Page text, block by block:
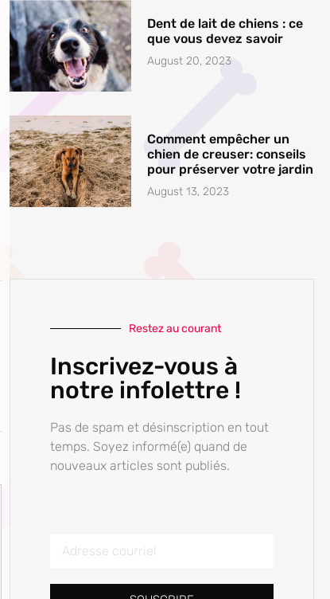
Dent de lait de chiens : ce
que vous devez savoir
August 20, 2023
Comment empêcher un
chien de creuser: conseils
pour préserver votre jardin
August 13, 2023
Restez au courant
Inscrivez-vous à
notre infolettre !
Pas de spam et désinscription en tout
temps. Soyez informé(e) quand de
nouveaux articles sont publiés.